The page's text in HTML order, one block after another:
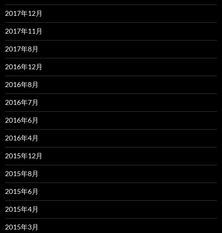
2017年12月
2017年11月
2017年8月
2016年12月
2016年8月
2016年7月
2016年6月
2016年4月
2015年12月
2015年8月
2015年6月
2015年4月
2015年3月